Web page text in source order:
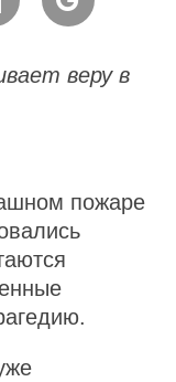
веру в
пожаре